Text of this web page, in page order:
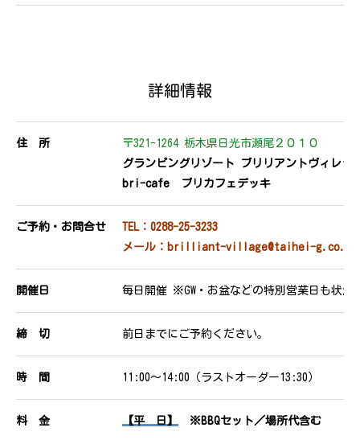
詳細情報
住 所
〒321-1264 栃木県日光市瀬尾２０１０
グランピングリゾート ブリリアントヴィレッ
bri-cafe ブリカフェデッキ
ご予約・お問合せ
TEL：0288-25-3233
メール：brilliant-village@taihei-g.co.jp
開催日 毎日開催 ※GW・お盆などの特別営業日も状況
締 切 前日までにご予約ください。
時 間 11:00〜14:00（ラストオーダー13:30）
料 金 【平 日】 ※BBQセット／場所代含む